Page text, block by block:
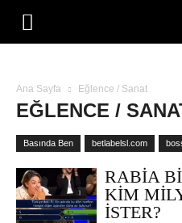
Ana Sayfa Eğlence / Sanat
EĞLENCE /
Basında Ben betlabelsl.com
RABIA
KIM
İSTER?